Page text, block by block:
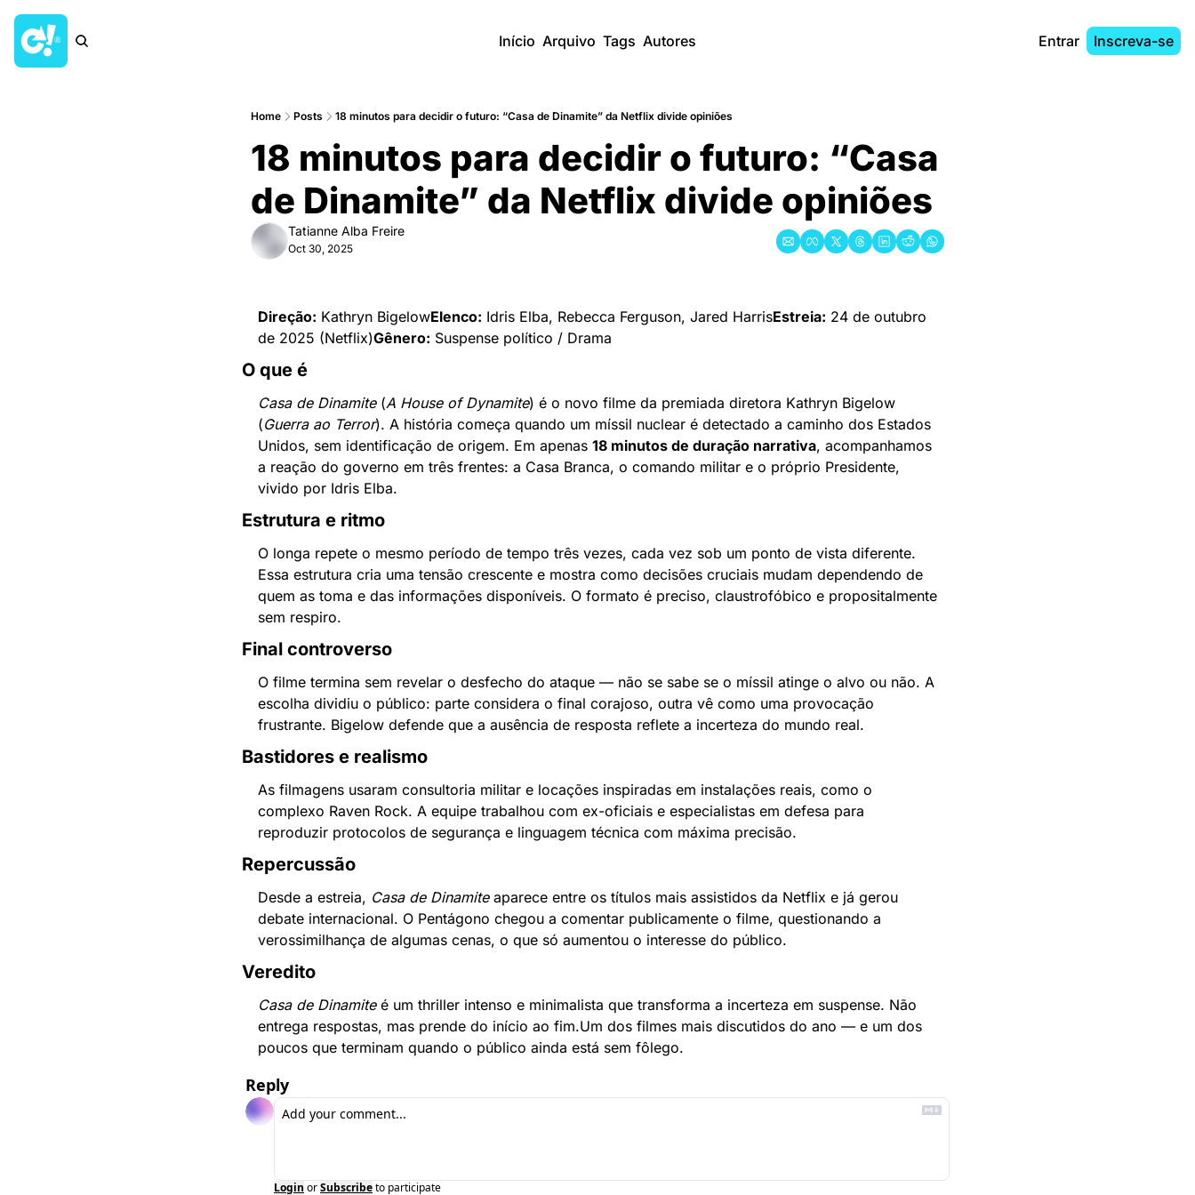
Início Arquivo Tags Autores Entrar Inscreva-se
Home Posts 18 minutos para decidir o futuro: “Casa de Dinamite” da Netflix divide opiniões
18 minutos para decidir o futuro: “Casa
de Dinamite” da Netflix divide opiniões
Tatianne Alba Freire
Oct 30, 2025
Direção: Kathryn BigelowElenco: Idris Elba, Rebecca Ferguson, Jared HarrisEstreia: 24 de outubro
de 2025 (Netflix)Gênero: Suspense político / Drama
O que é
Casa de Dinamite (A House of Dynamite) é o novo filme da premiada diretora Kathryn Bigelow
(Guerra ao Terror). A história começa quando um míssil nuclear é detectado a caminho dos Estados
Unidos, sem identificação de origem. Em apenas 18 minutos de duração narrativa, acompanhamos
a reação do governo em três frentes: a Casa Branca, o comando militar e o próprio Presidente,
vivido por Idris Elba.
Estrutura e ritmo
O longa repete o mesmo período de tempo três vezes, cada vez sob um ponto de vista diferente.
Essa estrutura cria uma tensão crescente e mostra como decisões cruciais mudam dependendo de
quem as toma e das informações disponíveis. O formato é preciso, claustrofóbico e propositalmente
sem respiro.
Final controverso
O filme termina sem revelar o desfecho do ataque — não se sabe se o míssil atinge o alvo ou não. A
escolha dividiu o público: parte considera o final corajoso, outra vê como uma provocação
frustrante. Bigelow defende que a ausência de resposta reflete a incerteza do mundo real.
Bastidores e realismo
As filmagens usaram consultoria militar e locações inspiradas em instalações reais, como o
complexo Raven Rock. A equipe trabalhou com ex-oficiais e especialistas em defesa para
reproduzir protocolos de segurança e linguagem técnica com máxima precisão.
Repercussão
Desde a estreia, Casa de Dinamite aparece entre os títulos mais assistidos da Netflix e já gerou
debate internacional. O Pentágono chegou a comentar publicamente o filme, questionando a
verossimilhança de algumas cenas, o que só aumentou o interesse do público.
Veredito
Casa de Dinamite é um thriller intenso e minimalista que transforma a incerteza em suspense. Não
entrega respostas, mas prende do início ao fim.Um dos filmes mais discutidos do ano — e um dos
poucos que terminam quando o público ainda está sem fôlego.
Reply
Login orSubscribeto participate